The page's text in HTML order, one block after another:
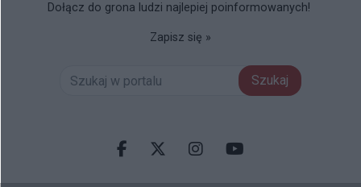
Dołącz do grona ludzi najlepiej poinformowanych!
Zapisz się »
Szukaj
Facebook.com
X.comInstagram.com
Youtube.com